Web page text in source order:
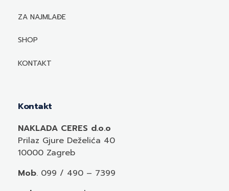
Biografije autora
Mediji o autorima i njihovim naslovima
ZA NAJMLAĐE
SHOP
KONTAKT
Kontakt
NAKLADA CERES d.o.o
Prilaz Gjure Deželića 40
10000 Zagreb
Mob. 099 / 490 – 7399